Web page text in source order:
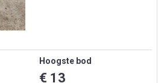
Hoogste bod
€ 13